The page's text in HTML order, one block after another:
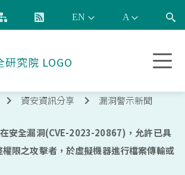
通
全
研
究
資安資訊分享 漏洞警示新聞
安全漏洞(CVE-2023-20867)，允許已具
限之攻擊者，於虛擬機器進行檔案傳輸或